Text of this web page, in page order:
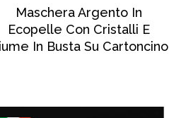
Maschera Argento In
Ecopelle Con Cristalli E
In Busta Su Cartoncino